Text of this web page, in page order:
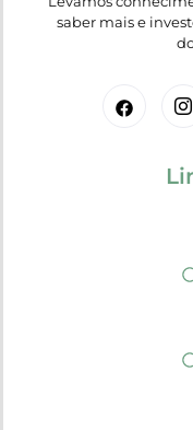
saber mais e